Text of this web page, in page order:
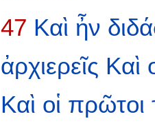
47 Καὶ ἦν
ἀρχιερεῖς Καὶ
Καὶ οἱ πρῶτοι